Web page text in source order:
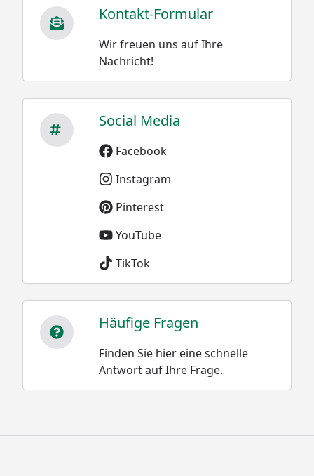
In Kombination mit dem Abluftventil reguliert das
Zuluftventil die Sauerstoffzufuhr. Hierdurch können
Sie die Temperatur kontrollieren. Außerdem lässt sich
die Asche über den Luftzufuhrregler leicht aus dem
EGG entfernen.
Kontakt-Formular
Wir freuen uns auf Ihre
Nachricht!
Social Media
Facebook
Instagram
Pinterest
YouTube
TikTok
Häufige Fragen
Finden Sie hier eine schnelle
Antwort auf Ihre Frage.